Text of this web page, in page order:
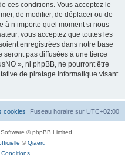
ces conditions. Vous acceptez le
de modifier, de déplacer ou de
à n’importe quel moment si nous
vous acceptez que toutes les
enregistrées dans notre base
pas diffusées à une tierce
», ni phpBB, ne pourront être
de piratage informatique visant
Fuseau horaire sur UTC+02:00
cookies
© phpBB Limited
©Qiaeru
Conditions